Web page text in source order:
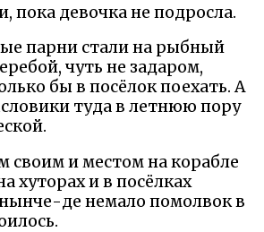
пока девочка не подросла.
парни стали на рыбный
чуть не задаром,
бы в посёлок поехать. А
туда в летнюю пору
своим и местом на корабле
хуторах и в посёлках
де немало помолвок в